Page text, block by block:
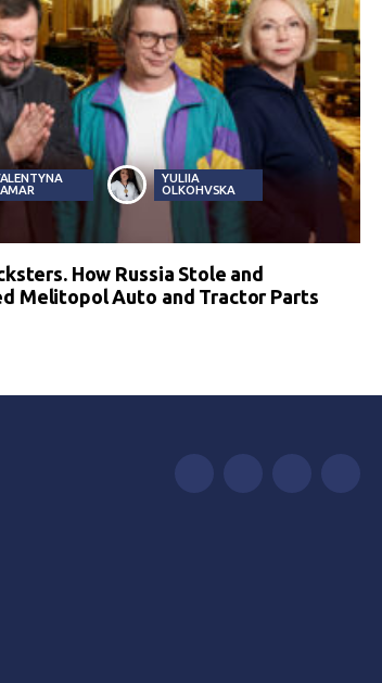
YULIIA
OLKOHVSKA
How Russia Stole and
Melitopol Auto and Tractor Parts